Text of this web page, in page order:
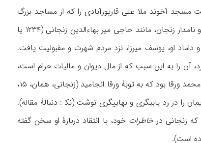
به زنجان، عهده‌دار جماعت و واعظ مسجد نصرالله خان شد. در رمضان ۱۳۰۸، امامت مسجد آخوند ملا علی قارپوزآبادی را كه از مساجد بزرگ
زنجان و ۵۰ سال متروک بود، در دست گرفت. از سوی دیگر، در پی آشنایی و رفت‌وآمد با افراد متمکن و نامدار زنجان، مانند حاجی میر بهاءالدین زنجانی (۱۲۳۴ یا
خان سرتیپ و داماد او، یوسف میرزا، نزد مردم شهرت و مقبولیت یافت.
زنجان، برای او سالیانه ۶۰ تومان مستمری برقرار کرد، آن را به این سبب که از مال دیوان و مالیات حرام است،
نپذیرفت. از دیگر وقایعی که بر شهرت و اعتبار او افزود، مناظره با یکی از مبلغان بهایی، به نام میرزا علی‌محمد ورقا بود که به توبۀ ورقا انجامید (زنجانی، همان، ۱۵،
یا ارشاد الایمان را در رد بابیگری و بهاییگری نوشت (نک‍ : دنبالۀ مقاله).
که زنجانی درخاطراتخود، با انتقاد دربارۀ او سخن گفته